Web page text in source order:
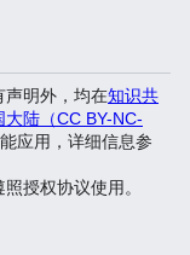
声明外，均在知识共
陆（CC BY-NC-
应用，详细信息参
授权协议使用。